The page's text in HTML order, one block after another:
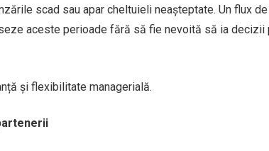
scad sau apar cheltuieli neașteptate. Un flux
aceste perioade fără să fie nevoită să ia
și flexibilitate managerială.